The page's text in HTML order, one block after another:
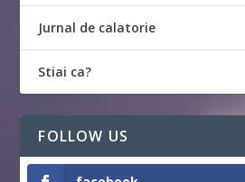
Jurnal de calatorie
Stiai ca?
FOLLOW US